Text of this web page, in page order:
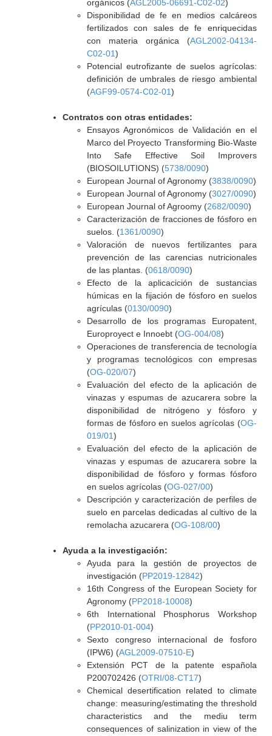
orgánicos (AGL2005-06691-C02-02)
Disponibilidad de fe en medios calcáreos
fertilizados con sales de fe enriquecidas
con materia orgánica (AGL2002-04134-
C02-01)
Potencial eutrofizante de suelos agrícolas:
definición de umbrales de riesgo ambiental
(AGF99-0574-C02-01)
Contratos con otras entidades:
Ensayos Agronómicos de Validación en el
Marco del Proyecto Transforming Bio-Waste
Into Safe Effective Soil Improvers
(BIOSOILUTIONS) (5738/0090)
European Journal of Agronomy (3838/0090)
European Journal of Agronomy (3027/0090)
European Journal of Agroomy (2682/0090)
Caracterización de fracciones de fósforo en
suelos. (1361/0090)
Valoración de nuevos fertilizantes para
prevención de las carencias nutricionales
de las plantas. (0618/0090)
Efecto de la aplicacición de sustancias
húmicas en la fijación de fósforo en suelos
agrículas (0130/0090)
Desarrollo de los programas Europatent,
Europroyect e Innoebt (OG-004/08)
Operaciones de transferencia de tecnología
y programas tecnológicos con empresas
(OG-020/07)
Evaluación del efecto de la aplicación de
vinazas y espumas de azucarera sobre la
disponibilidad de nitrógeno y fósforo y
formas de fósforo en suelos agrícolas (OG-
019/01)
Evaluación del efecto de la aplicación de
vinazas y espumas de azucarera sobre la
disponibilidad de fósforo y formas fósforo
en suelos agrícolas (OG-027/00)
Descripción y caracterización de perfiles de
suelo en parcelas dedicadas al cultivo de la
remolacha azucarera (OG-108/00)
Ayuda a la investigación:
Ayuda para la gestión de proyectos de
investigación (PP2019-12842)
16th Congress of the European Society for
Agronomy (PP2018-10008)
6th International Phosphorus Workshop
(PP2010-01-004)
Sexto congreso internacional de fosforo
(IPW6) (AGL2009-07510-E)
Extensión PCT de la patente española
P200702426 (OTRI/08-CT17)
Chemical desertification related to climate
change: measuring/estimating the threshold
characteristics and the mediu term
consequences of salinization in view of the